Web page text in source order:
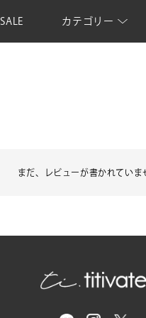
SALE カテゴリー
まだ、レビューが書かれていま